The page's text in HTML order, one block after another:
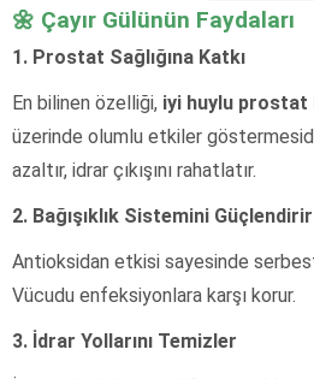
🌼 Çayır Gülünün Faydaları
1. Prostat Sağlığına Katkı
En bilinen özelliği, iyi huylu prostat
üzerinde olumlu etkiler
azaltır, idrar çıkışını rahatlatır.
2. Bağışıklık Sistemini Güçlendirir
Antioksidan etkisi sayesinde
Vücudu enfeksiyonlara karşı korur.
3. İdrar Yollarını Temizler